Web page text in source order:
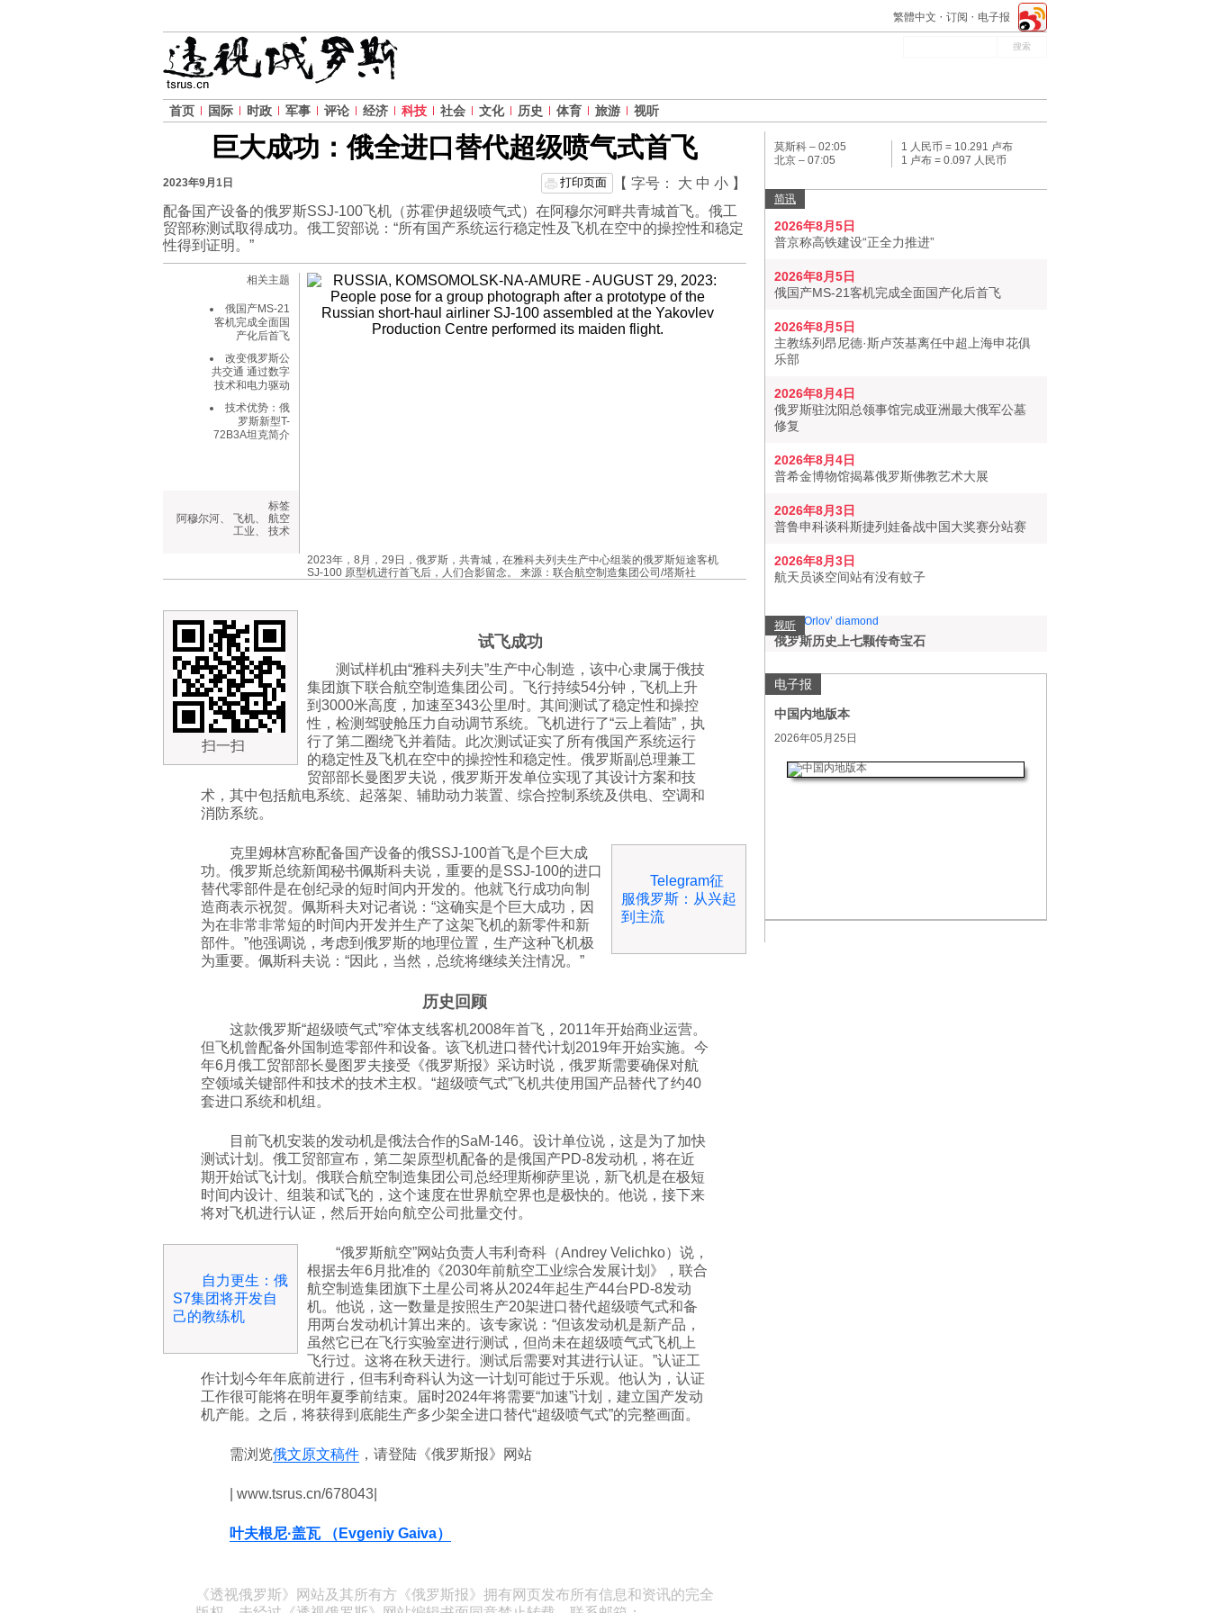
繁體中文 订阅 电子报
首页 国际 时政 军事 评论 经济 科技 社会 文化 历史 体育 旅游 视听
巨大成功：俄全进口替代超级喷气式首飞
2023年9月1日 【 字号： 大 中 小 】
打印页面
配备国产设备的俄罗斯SSJ-100飞机（苏霍伊超级喷气式）在阿穆尔河畔共青城首飞。俄工
贸部称测试取得成功。俄工贸部说：“所有国产系统运行稳定性及飞机在空中的操控性和稳定
性得到证明。”
相关主题
俄国产MS-21
客机完成全面国
产化后首飞
改变俄罗斯公
共交通 通过数字
技术和电力驱动
技术优势：俄
罗斯新型T-
72B3A坦克简介
标签
阿穆尔河、 飞机、 航空
工业、 技术
2023年，8月，29日，俄罗斯，共青城，在雅科夫列夫生产中心组装的俄罗斯短途客机
SJ-100 原型机进行首飞后，人们合影留念。 来源：联合航空制造集团公司/塔斯社
扫一扫
试飞成功
测试样机由“雅科夫列夫”生产中心制造，该中心隶属于俄技
集团旗下联合航空制造集团公司。飞行持续54分钟，飞机上升
到3000米高度，加速至343公里/时。其间测试了稳定性和操控
性，检测驾驶舱压力自动调节系统。飞机进行了“云上着陆”，执
行了第二圈绕飞并着陆。此次测试证实了所有俄国产系统运行
的稳定性及飞机在空中的操控性和稳定性。俄罗斯副总理兼工
贸部部长曼图罗夫说，俄罗斯开发单位实现了其设计方案和技
术，其中包括航电系统、起落架、辅助动力装置、综合控制系统及供电、空调和
消防系统。
Telegram征
服俄罗斯：从兴起
到主流
克里姆林宫称配备国产设备的俄SSJ-100首飞是个巨大成
功。俄罗斯总统新闻秘书佩斯科夫说，重要的是SSJ-100的进口
替代零部件是在创纪录的短时间内开发的。他就飞行成功向制
造商表示祝贺。佩斯科夫对记者说：“这确实是个巨大成功，因
为在非常非常短的时间内开发并生产了这架飞机的新零件和新
部件。”他强调说，考虑到俄罗斯的地理位置，生产这种飞机极
为重要。佩斯科夫说：“因此，当然，总统将继续关注情况。”
历史回顾
这款俄罗斯“超级喷气式”窄体支线客机2008年首飞，2011年开始商业运营。
但飞机曾配备外国制造零部件和设备。该飞机进口替代计划2019年开始实施。今
年6月俄工贸部部长曼图罗夫接受《俄罗斯报》采访时说，俄罗斯需要确保对航
空领域关键部件和技术的技术主权。“超级喷气式”飞机共使用国产品替代了约40
套进口系统和机组。
目前飞机安装的发动机是俄法合作的SaM-146。设计单位说，这是为了加快
测试计划。俄工贸部宣布，第二架原型机配备的是俄国产PD-8发动机，将在近
期开始试飞计划。俄联合航空制造集团公司总经理斯柳萨里说，新飞机是在极短
时间内设计、组装和试飞的，这个速度在世界航空界也是极快的。他说，接下来
将对飞机进行认证，然后开始向航空公司批量交付。
自力更生：俄
S7集团将开发自
己的教练机
“俄罗斯航空”网站负责人韦利奇科（Andrey Velichko）说，
根据去年6月批准的《2030年前航空工业综合发展计划》，联合
航空制造集团旗下土星公司将从2024年起生产44台PD-8发动
机。他说，这一数量是按照生产20架进口替代超级喷气式和备
用两台发动机计算出来的。该专家说：“但该发动机是新产品，
虽然它已在飞行实验室进行测试，但尚未在超级喷气式飞机上
飞行过。这将在秋天进行。测试后需要对其进行认证。”认证工
作计划今年年底前进行，但韦利奇科认为这一计划可能过于乐观。他认为，认证
工作很可能将在明年夏季前结束。届时2024年将需要“加速”计划，建立国产发动
机产能。之后，将获得到底能生产多少架全进口替代“超级喷气式”的完整画面。
需浏览俄文原文稿件 ，请登陆《俄罗斯报》网站
| www.tsrus.cn/678043|
叶夫根尼·盖瓦 （Evgeniy Gaiva）
《透视俄罗斯》网站及其所有方《俄罗斯报》拥有网页发布所有信息和资讯的完全
莫斯科 – 02:05
北京 – 07:05
1 人民币 = 10.291 卢布
1 卢布 = 0.097 人民币
简讯
2026年8月5日
普京称高铁建设“正全力推进”
2026年8月5日
俄国产MS-21客机完成全面国产化后首飞
2026年8月5日
主教练列昂尼德·斯卢茨基离任中超上海申花俱
乐部
2026年8月4日
俄罗斯驻沈阳总领事馆完成亚洲最大俄军公墓
修复
2026年8月4日
普希金博物馆揭幕俄罗斯佛教艺术大展
2026年8月3日
普鲁申科谈科斯捷列娃备战中国大奖赛分站赛
2026年8月3日
航天员谈空间站有没有蚊子
视听
俄罗斯历史上七颗传奇宝石
电子报
中国内地版本
2026年05月25日